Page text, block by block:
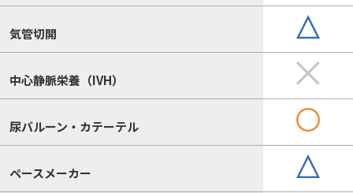
気管切開
中心静脈栄養（IVH）
尿バルーン・カテーテル
ペースメーカー